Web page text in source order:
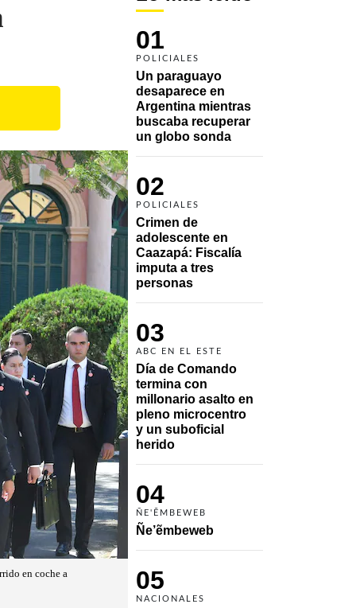
01
POLICIALES
Un paraguayo
desaparece en
Argentina mientras
buscaba recuperar
un globo sonda
02
POLICIALES
Crimen de
adolescente en
Caazapá: Fiscalía
imputa a tres
personas
03
ABC EN EL ESTE
Día de Comando
termina con
millonario asalto en
pleno microcentro
y un suboficial
herido
04
ÑE'ẼMBEWEB
Ñe’ẽmbeweb
05
NACIONALES
en coche a